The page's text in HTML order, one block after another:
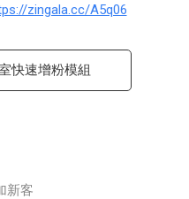
zingala.cc/A5q06
快速增粉模組
新客